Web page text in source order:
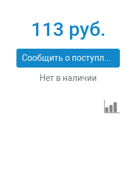
113 руб.
Сообщить о поступлении
Нет в наличии